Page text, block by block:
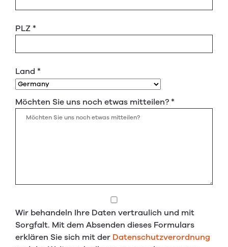
PLZ*
Land *
Möchten Sie uns noch etwas mitteilen?*
Wir behandeln Ihre Daten vertraulich und mit
Sorgfalt. Mit dem Absenden dieses Formulars
erklären Sie sich mit der Datenschutzverordnung